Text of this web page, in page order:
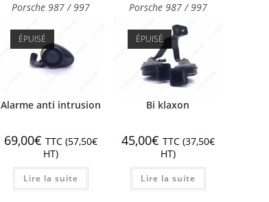
Porsche 987 / 997
ÉPUISÉ
Alarme anti intrusion
69,00€ TTC (57,50€
HT)
Lire la suite
Porsche 987 / 997
ÉPUISÉ
Bi klaxon
45,00€ TTC (37,50€
HT)
Lire la suite